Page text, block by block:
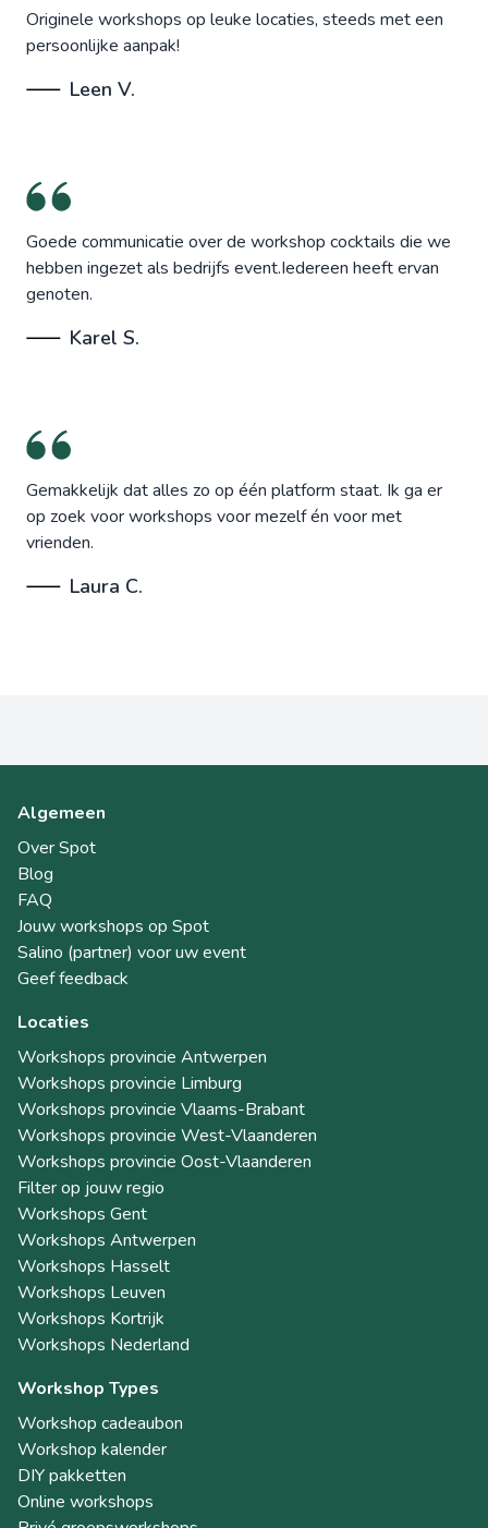
Originele workshops op leuke locaties, steeds met een
persoonlijke aanpak!
Leen V.
Goede communicatie over de workshop cocktails die we
hebben ingezet als bedrijfs event.Iedereen heeft ervan
genoten.
Karel S.
Gemakkelijk dat alles zo op één platform staat. Ik ga er
op zoek voor workshops voor mezelf én voor met
vrienden.
Laura C.
Algemeen
Over Spot
Blog
FAQ
Jouw workshops op Spot
Salino (partner) voor uw event
Geef feedback
Locaties
Workshops provincie Antwerpen
Workshops provincie Limburg
Workshops provincie Vlaams-Brabant
Workshops provincie West-Vlaanderen
Workshops provincie Oost-Vlaanderen
Filter op jouw regio
Workshops Gent
Workshops Antwerpen
Workshops Hasselt
Workshops Leuven
Workshops Kortrijk
Workshops Nederland
Workshop Types
Workshop cadeaubon
Workshop kalender
DIY pakketten
Online workshops